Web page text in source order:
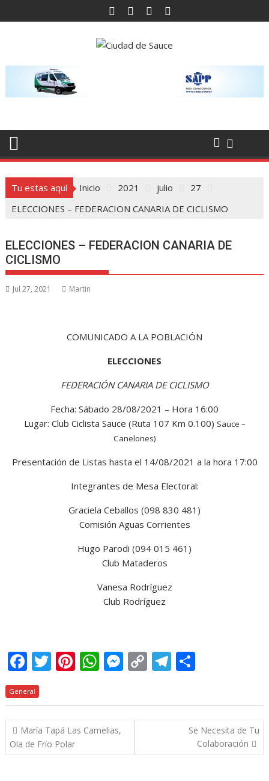
al
Tu estas aquí Inicio 2021 julio
27
ELECCIONES – FEDERACION CANARIA DE CICLISMO
ELECCIONES – FEDERACION CANARIA DE
CICLISMO
Jul 27, 2021 Martin
COMUNICADO A LA POBLACIÓN
ELECCIONES
FEDERACIÓN CANARIA DE CICLISMO
Fecha: Sábado 28/08/2021 – Hora 16:00
Lugar: Club Ciclista Sauce (Ruta 107 Km 0.100) Sauce –
Canelones)
Presentación de Listas hasta el 14/08/2021 a la hora 17:00
Integrantes de Mesa Electoral:
Graciela Ceballos (098 830 481)
Comisión Aguas Corrientes
Hugo Parodi (094 015 461)
Club Mataderos
Vanesa Rodríguez
Club Rodríguez
F
ac
e
b
o
o
T
itt
er
Pi
er
e
st
W
at
s
A
p
M
ss
e
g
C
p
y
n
T
e
gr
m
m
p
ar
ti
General
Navegación
de
entradas
María Tapá Las Camelias,
Ola de Frío Polar
Se Necesita de Tu
Colaboración